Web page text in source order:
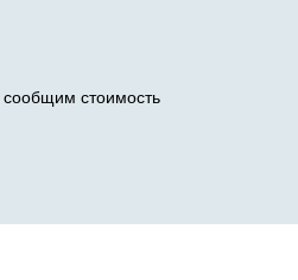
стоимость